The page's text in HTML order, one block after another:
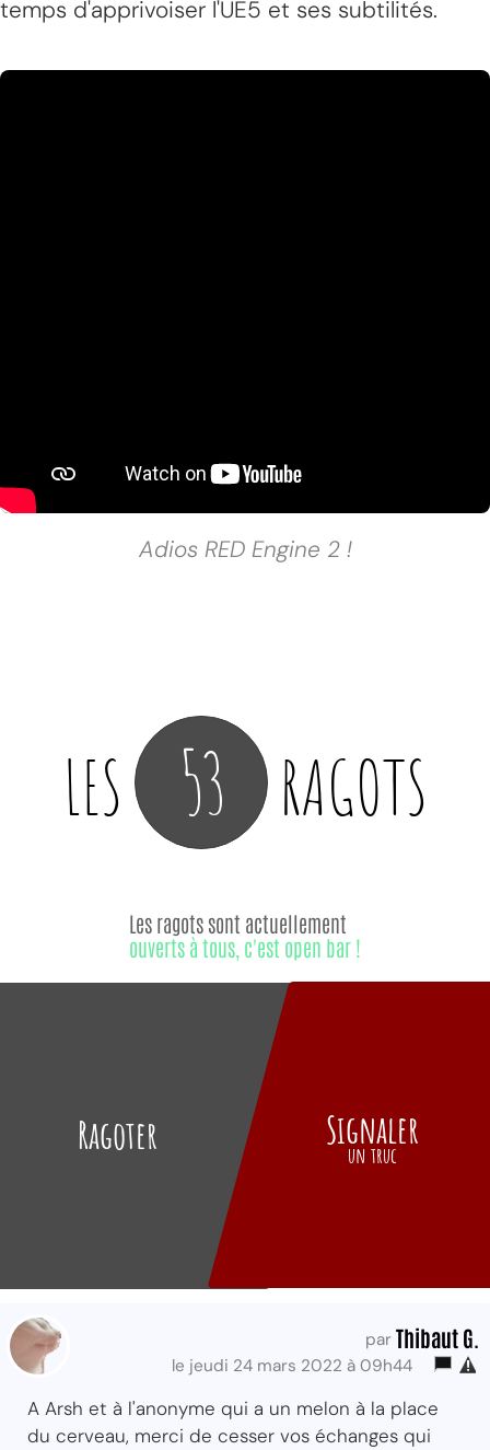
temps d'apprivoiser l'UE5 et ses subtilités.
Adios RED Engine 2 !
LES 53 RAGOTS
Ragoter
Les ragots sont actuellement
ouverts à tous, c'est open bar !
Signaler
un truc
par Thibaut G.
le jeudi 24 mars 2022 à 09h44
A Arsh et à l'anonyme qui a un melon à la place
du cerveau, merci de cesser vos échanges qui